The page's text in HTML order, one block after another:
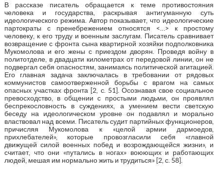
В рассказе писатель обращается к теме противостояния
человека и государства, раскрывая антигуманную суть
идеологического режима. Автор показывает, что идеологические
партократы с пренебрежением относятся <…> к простому
человеку, к его труду и военным заслугам. Писатель сравнивает
возвращение с фронта сына квартирной хозяйки подполковника
Мукомолова и его жены с приездом дворян. Проведя войну в
политотделе, в двадцати километрах от передовой линии, он не
подвергал себя опасностям, занимаясь политической агитацией.
Его главная задача заключалась в требовании от рядовых
коммунистов самоотверженной борьбы с врагом на самых
опасных участках фронта [2, с. 51]. Осознавая свое социальное
превосходство, в общении с простыми людьми, он проявлял
беспрекословность в суждениях, а умением вести светскую
беседу на идеологическом уровне он подавлял и морально
властвовал над всеми. Писатель судит партийных функционеров,
причисляя Мукомолова к «целой армии дармоедов,
прихлебателей», которые провозгласили себя «главной
движущей силой военных побед и возрождающейся жизни», и
считает, что они «путались в ногах» воюющих и работающих
людей, мешая им нормально жить и трудиться» [2, с. 58].